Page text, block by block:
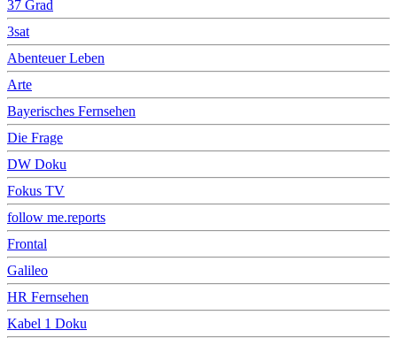
37 Grad
3sat
Abenteuer Leben
Arte
Bayerisches Fernsehen
Die Frage
DW Doku
Fokus TV
follow me.reports
Frontal
Galileo
HR Fernsehen
Kabel 1 Doku